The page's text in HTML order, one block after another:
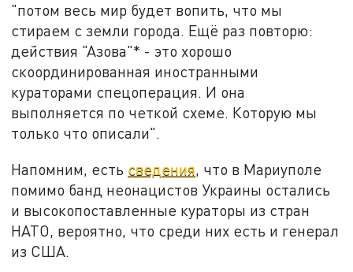
"потом весь мир будет вопить, что мы
стираем с земли города. Ещё раз повторю:
действия "Азова"* - это хорошо
скоординированная иностранными
кураторами спецоперация. И она
выполняется по четкой схеме. Которую мы
только что описали".
Напомним, есть сведения, что в Мариуполе
помимо банд неонацистов Украины остались
и высокопоставленные кураторы из стран
НАТО, вероятно, что среди них есть и генерал
из США.